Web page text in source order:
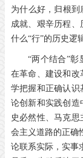
为什么好，归根到
成就、艰辛历程、
什么“行”的历史逻
“两个结合”彰
在革命、建设和改
学把握和正确认识
论创新和实践创造
史必然性、马克
会主义道路的正确
论联系实际，实事